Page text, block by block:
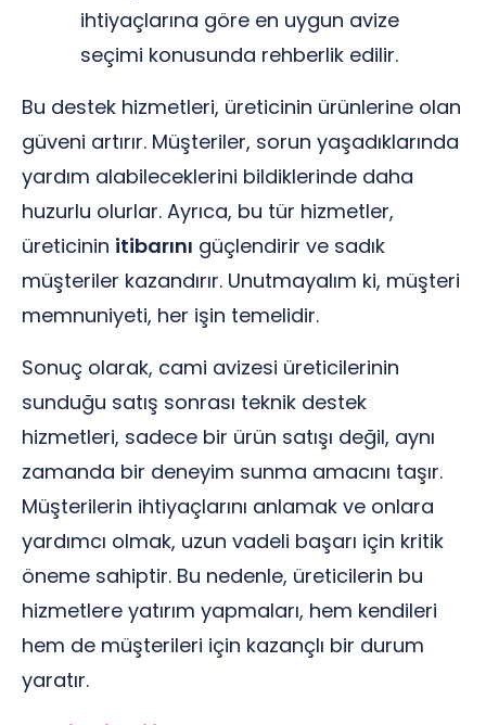
ihtiyaçlarına göre en uygun avize
seçimi konusunda rehberlik edilir.
Bu destek hizmetleri, üreticinin ürünlerine olan
güveni artırır. Müşteriler, sorun yaşadıklarında
yardım alabileceklerini bildiklerinde daha
huzurlu olurlar. Ayrıca, bu tür hizmetler,
üreticinin itibarını güçlendirir ve sadık
müşteriler kazandırır. Unutmayalım ki, müşteri
memnuniyeti, her işin temelidir.
Sonuç olarak, cami avizesi üreticilerinin
sunduğu satış sonrası teknik destek
hizmetleri, sadece bir ürün satışı değil, aynı
zamanda bir deneyim sunma amacını taşır.
Müşterilerin ihtiyaçlarını anlamak ve onlara
yardımcı olmak, uzun vadeli başarı için kritik
öneme sahiptir. Bu nedenle, üreticilerin bu
hizmetlere yatırım yapmaları, hem kendileri
hem de müşterileri için kazançlı bir durum
yaratır.